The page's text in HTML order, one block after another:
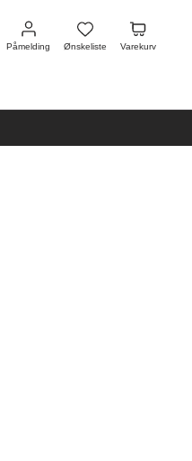
Påmelding
Påmelding
Ønskeliste
Ønskeliste
Varekurv
Varekurv